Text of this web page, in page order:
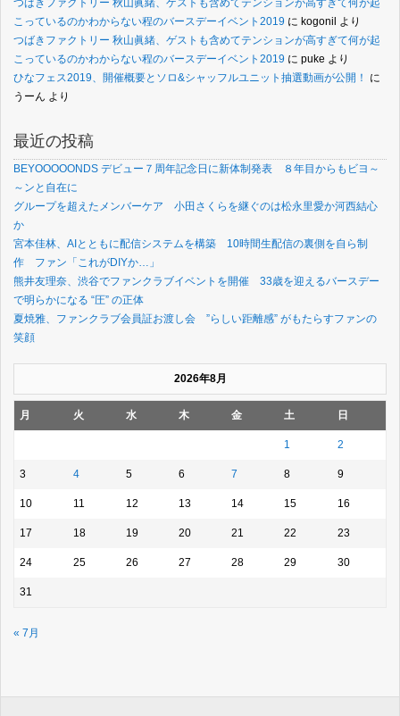
つばきファクトリー 秋山眞緒、ゲストも含めてテンションが高すぎて何が起
こっているのかわからない程のバースデーイベント2019 に kogonil より
つばきファクトリー 秋山眞緒、ゲストも含めてテンションが高すぎて何が起
こっているのかわからない程のバースデーイベント2019 に puke より
ひなフェス2019、開催概要とソロ&シャッフルユニット抽選動画が公開！
に
うーん より
最近の投稿
BEYOOOOONDS デビュー７周年記念日に新体制発表 ８年目からもビヨ～
～ンと自在に
グループを超えたメンバーケア 小田さくらを継ぐのは松永里愛か河西結心
か
宮本佳林、AIとともに配信システムを構築 10時間生配信の裏側を自ら制
作 ファン「これがDIYか…」
熊井友理奈、渋谷でファンクラブイベントを開催 33歳を迎えるバースデー
で明らかになる “圧” の正体
夏焼雅、ファンクラブ会員証お渡し会 ”らしい距離感” がもたらすファンの
笑顔
2026年8月
月 火 水 木 金 土 日
1 2
3 4 5 6 7 8 9
10 11 12 13 14 15 16
17 18 19 20 21 22 23
24 25 26 27 28 29 30
31
« 7月